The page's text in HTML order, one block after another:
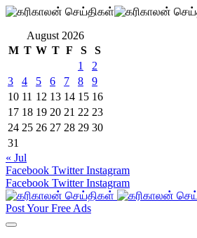
August 2026
M T W T F S
S
1
2
3
4 5 6 7 8
9
10 11 12 13 14 15 16
17 18 19 20 21 22 23
24 25 26 27 28 29 30
31
« Jul
Facebook Twitter Instagram
Facebook Twitter Instagram
Post Your Free Ads